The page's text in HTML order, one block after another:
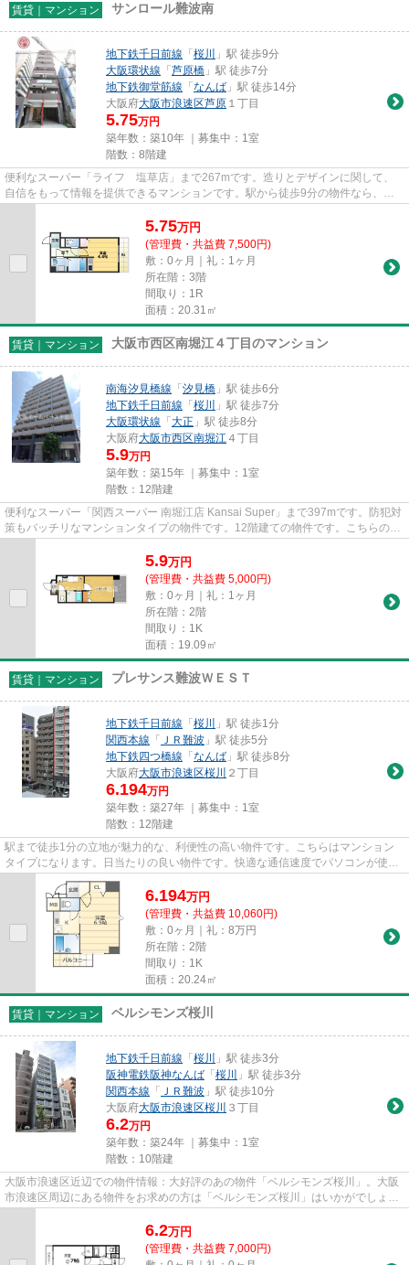
賃貸｜マンション サンロール難波南
地下鉄千日前線 「 桜川
」駅 徒歩9分
大阪環状線 「 芦原橋 」駅 徒歩7分
地下鉄御堂筋線 「 なんば 」駅 徒歩14分
大阪府大阪市浪速区芦原 １丁目
5.75万円
築年数：築10年 ｜募集中： 1室
階数：8階建
便利なスーパー「ライフ 塩草店」まで267mです。造りとデザインに関して、
自信をもって情報を提供できるマンションです。駅から徒歩9分の物件なら、駅
5.75万円
(管理費・共益費 7,500円)
敷：0ヶ月｜礼：1ヶ月
所在階：3階
間取り：1R
面積：20.31㎡
賃貸｜マンション 大阪市西区南堀江４丁目のマンション
南海汐見橋線 「 汐見橋 」駅 徒歩6分
地下鉄千日前線 「 桜川
」駅 徒歩7分
大阪環状線 「 大正 」駅 徒歩8分
大阪府大阪市西区南堀江 ４丁目
5.9万円
築年数：築15年 ｜募集中： 1室
階数：12階建
便利なスーパー「関西スーパー 南堀江店 Kansai Super」まで397mです。防犯対
策もバッチリなマンションタイプの物件です。12階建ての物件です。こちらの物
5.9万円
(管理費・共益費 5,000円)
敷：0ヶ月｜礼：1ヶ月
所在階：2階
間取り：1K
面積：19.09㎡
賃貸｜マンション プレサンス難波ＷＥＳＴ
地下鉄千日前線 「 桜川
」駅 徒歩1分
関西本線 「 ＪＲ難波 」駅 徒歩5分
地下鉄四つ橋線 「 なんば 」駅 徒歩8分
大阪府大阪市浪速区桜川 ２丁目
6.194万円
築年数：築27年 ｜募集中： 1室
階数：12階建
駅まで徒歩1分の立地が魅力的な、利便性の高い物件です。こちらはマンション
タイプになります。日当たりの良い物件です。快適な通信速度でパソコンが使用
できる光回線の物件です。大阪...
6.194万円
(管理費・共益費 10,060円)
敷：0ヶ月｜礼：8万円
所在階：2階
間取り：1K
面積：20.24㎡
賃貸｜マンション ベルシモンズ桜川
地下鉄千日前線 「 桜川
」駅 徒歩3分
阪神電鉄阪神なんば 「 桜川
」駅 徒歩3分
関西本線 「 ＪＲ難波 」駅 徒歩10分
大阪府大阪市浪速区桜川 ３丁目
6.2万円
築年数：築24年 ｜募集中： 1室
階数：10階建
大阪市浪速区近辺での物件情報：大好評のあの物件「ベルシモンズ桜川」。大阪
市浪速区周辺にある物件をお求めの方は「ベルシモンズ桜川」はいかがでしょう
6.2万円
(管理費・共益費 7,000円)